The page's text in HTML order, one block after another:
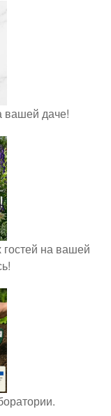
вашей даче!
на вашей